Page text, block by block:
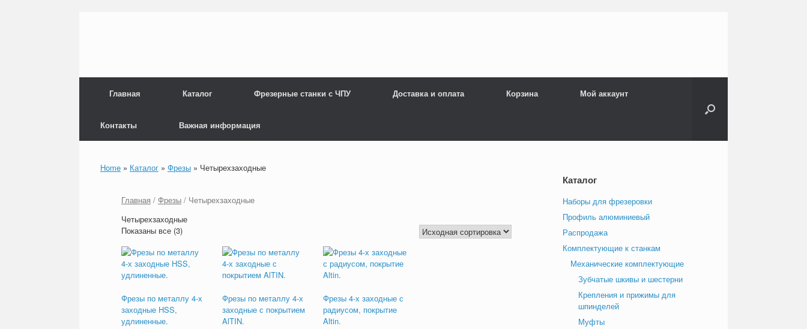
Главная Каталог Фрезерные станки с ЧПУ Доставка и оплата Корзина Мой аккаунт
Контакты Важная информация
Home » Каталог » Фрезы » Четырехзаходные
Главная / Фрезы / Четырехзаходные
Четырехзаходные
Показаны все (3)
Фрезы по металлу 4-х
заходные HSS,
удлиненные.
Фрезы по металлу 4-х
заходные с покрытием
AlTIN.
Фрезы 4-х заходные с
радиусом, покрытие
Altin.
Каталог
Наборы для фрезеровки
Профиль алюминиевый
Распродажа
Комплектующие к станкам
Механические комплектующие
Зубчатые шкивы и шестерни
Крепления и прижимы для
шпинделей
Муфты